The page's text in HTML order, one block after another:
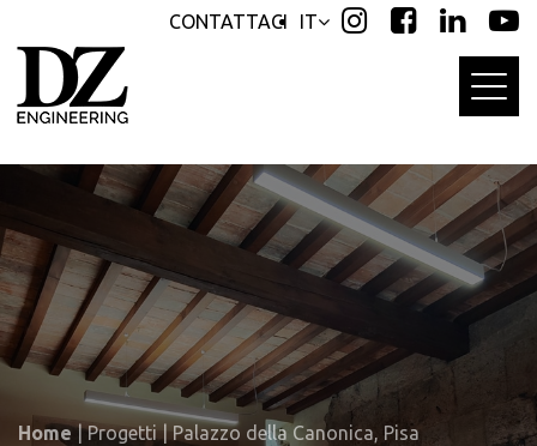
links
to
primary
navigation
IT
CONTATTACI
Home| Progetti|Palazzo della Canonica, Pisa